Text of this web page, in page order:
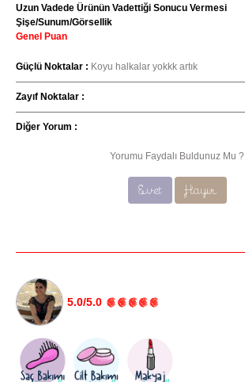
Uzun Vadede Ürünün Vadettiği Sonucu Vermesi
Şişe/Sunum/Görsellik
Genel Puan
Güçlü Noktalar : Koyu halkalar yokkk artık
Zayıf Noktalar :
Diğer Yorum :
Yorumu Faydalı Buldunuz Mu ?
Evet Hayır
5.0/5.0